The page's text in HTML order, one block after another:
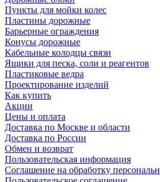
Пункты для мойки колес
Пластины дорожные
Барьерные ограждения
Конусы дорожные
Кабельные колодцы связи
Ящики для песка, соли и реагентов
Пластиковые ведра
Проектирование изделий
Как купить
Акции
Цены и оплата
Доставка по Москве и области
Доставка по России
Обмен и возврат
Пользовательская информация
Соглашение на обработку